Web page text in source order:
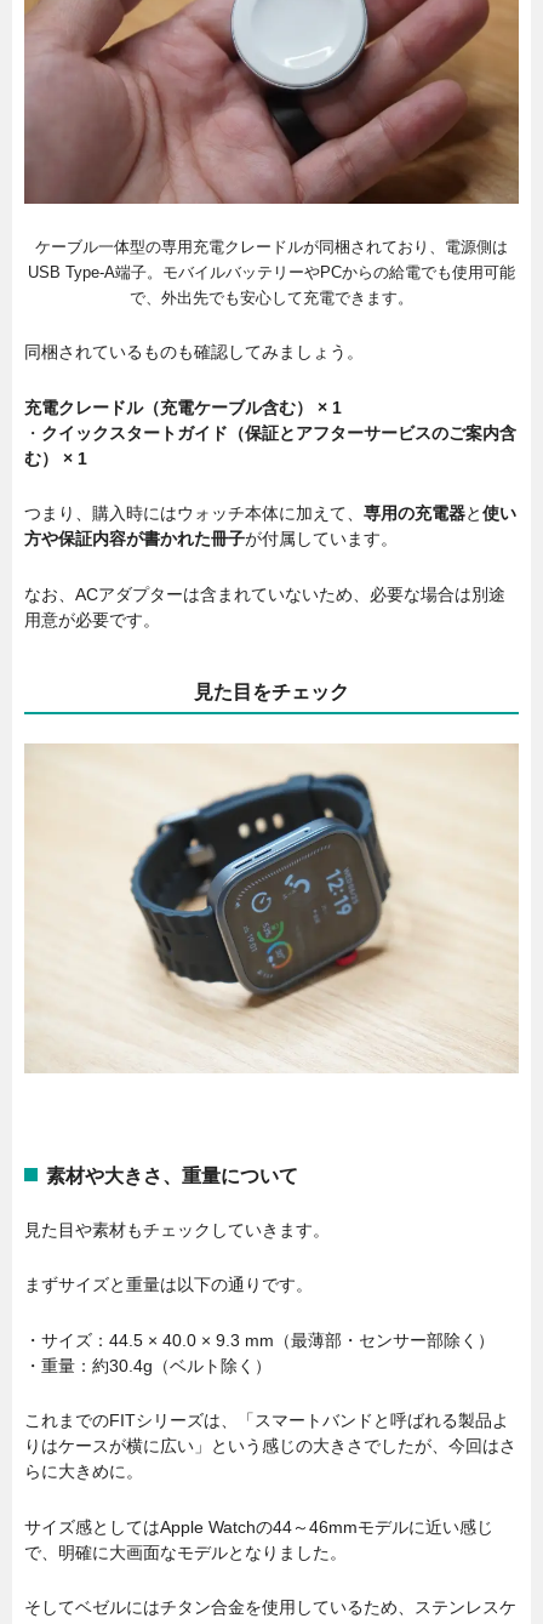
ケーブル一体型の専用充電クレードルが同梱されており、電源側は
USB Type-A端子。モバイルバッテリーやPCからの給電でも使用可能
で、外出先でも安心して充電できます。
同梱されているものも確認してみましょう。
充電クレードル（充電ケーブル含む） × 1
・ クイックスタートガイド（保証とアフターサービスのご案内含
む） × 1
つまり、購入時にはウォッチ本体に加えて、 専用の充電器と使い
方や保証内容が書かれた冊子が付属しています。
なお、ACアダプターは含まれていないため、必要な場合は別途
用意が必要です。
見た目をチェック
素材や大きさ、重量について
見た目や素材もチェックしていきます。
まずサイズと重量は以下の通りです。
・サイズ：44.5 × 40.0 × 9.3 mm（最薄部・センサー部除く）
・重量：約30.4g（ベルト除く）
これまでのFITシリーズは、「スマートバンドと呼ばれる製品よ
りはケースが横に広い」という感じの大きさでしたが、今回はさ
らに大きめに。
サイズ感としてはApple Watchの44～46mmモデルに近い感じ
で、明確に大画面なモデルとなりました。
そしてベゼルにはチタン合金を使用しているため、ステンレスケ